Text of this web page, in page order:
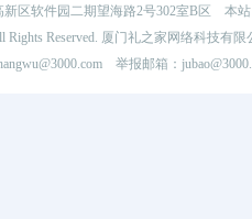
区软件园二期望海路2号302室B区 本
Rights Reserved. 厦门礼之家网络科技
举报邮箱：